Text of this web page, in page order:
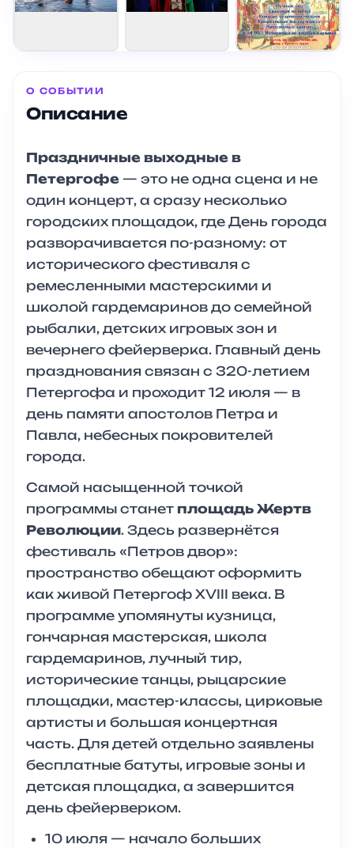
О СОБЫТИИ
Описание
Праздничные выходные в
Петергофе — это не одна сцена и не
один концерт, а сразу несколько
городских площадок, где День города
разворачивается по-разному: от
исторического фестиваля с
ремесленными мастерскими и
школой гардемаринов до семейной
рыбалки, детских игровых зон и
вечернего фейерверка. Главный день
празднования связан с 320-летием
Петергофа и проходит 12 июля — в
день памяти апостолов Петра и
Павла, небесных покровителей
города.
Самой насыщенной точкой
программы станет площадь Жертв
Революции. Здесь развернётся
фестиваль «Петров двор»:
пространство обещают оформить
как живой Петергоф XVIII века. В
программе упомянуты кузница,
гончарная мастерская, школа
гардемаринов, лучный тир,
исторические танцы, рыцарские
площадки, мастер-классы, цирковые
артисты и большая концертная
часть. Для детей отдельно заявлены
бесплатные батуты, игровые зоны и
детская площадка, а завершится
день фейерверком.
10 июля — начало больших